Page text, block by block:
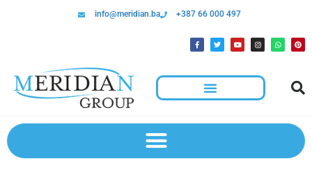
info@meridian.ba +387 66 000 497